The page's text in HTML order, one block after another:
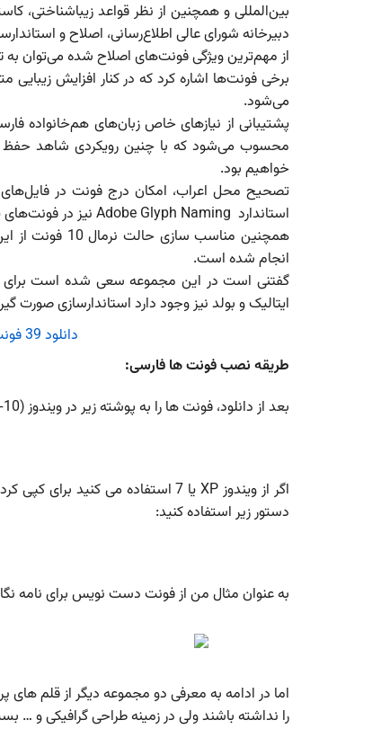
بین‌المللی و همچنین از نظر قواعد زیباشناختی،
دبیرخانه شورای عالی اطلاع‌رسانی، اصلاح و استاندارسازی 39 خانواده فونت فارسی را در دستور کار خود
از مهم‌ترین ویژگی‌ فونت‌های اصلاح شده می‌توان به
برخی فونت‌ها اشاره کرد که در کنار افزایش
می‌شود.
پشتیبانی از نیازهای خاص زبان‌های هم‌خانواده
محسوب می‌شود که با چنین رویکردی شاهد حفظ و
خواهیم بود.
تصحیح محل اعراب، امکان درج فونت در
استاندارد‌ Adobe Glyph Naming نیز در
انجام شده است.
گفتنی است در این مجموعه سعی شده است برای
ایتالیک و بولد نیز وجود دارد استاندارسازی صورت گیرد، بنابراین این
دانلود 39 فونت فارسی استاندارد برای فارسی زبانان
طریقه نصب فونت ها فارسی:
بعد از دانلود، فونت ها را به پوشته زیر در ویندوز (Windows 7-8-8.1-10) منتقل کنید.
دستور زیر استفاده کنید:
به عنوان مثال من از فونت دست نویس برای نامه
اما در ادامه به معرفی دو مجموعه دیگر از قلم های
را نداشته باشند ولی در زمینه طراحی گرافیکی و …